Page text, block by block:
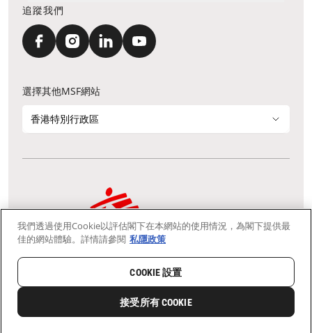
0 分享
追蹤我們
選擇其他MSF網站
香港特別行政區
通訊資料更新 鳴謝 私隱聲明
我們採用安全通訊端層 (Secure Socket Layer, SSL) 協定，有助保障敏感
資料在你的瀏覽器和我們伺服器之間的網上傳輸維持保密性。
慈善團體免稅檔案號碼：91/4075
Copyright © Médecins Sans Frontières Hong Kong. All rights
reserved.
我們透過使用Cookie以評估閣下在本網站的使用情況，為閣下提供最
佳的網站體驗。詳情請參閱 私隱政策
COOKIE 設置
接受所有 COOKIE